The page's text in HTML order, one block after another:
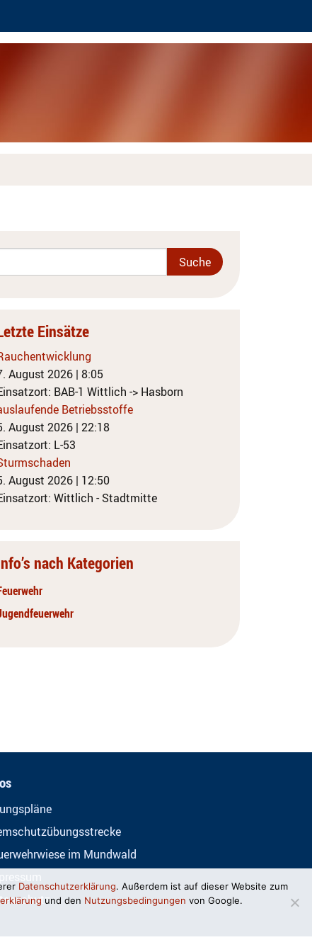
Einsätze
August 2026 | 8:05
BAB-1 Wittlich -> Hasborn
Betriebsstoffe
August 2026 | 22:18
L-53
August 2026 | 12:50
Wittlich - Stadtmitte
nach Kategorien
im Mundwald
Datenschutzerklärung. Außerdem ist auf dieser Website zum
und den Nutzungsbedingungen von Google.